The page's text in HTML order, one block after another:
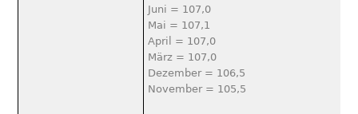
Juni = 107,0
Mai = 107,1
April = 107,0
März = 107,0
Dezember = 106,5
November = 105,5